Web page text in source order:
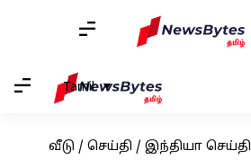
Tamil
வீடு / செய்தி / இந்தியா செய்தி